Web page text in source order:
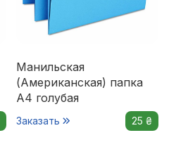
Манильская
(Американская) папка
А4 голубая
Заказать 25 ₴